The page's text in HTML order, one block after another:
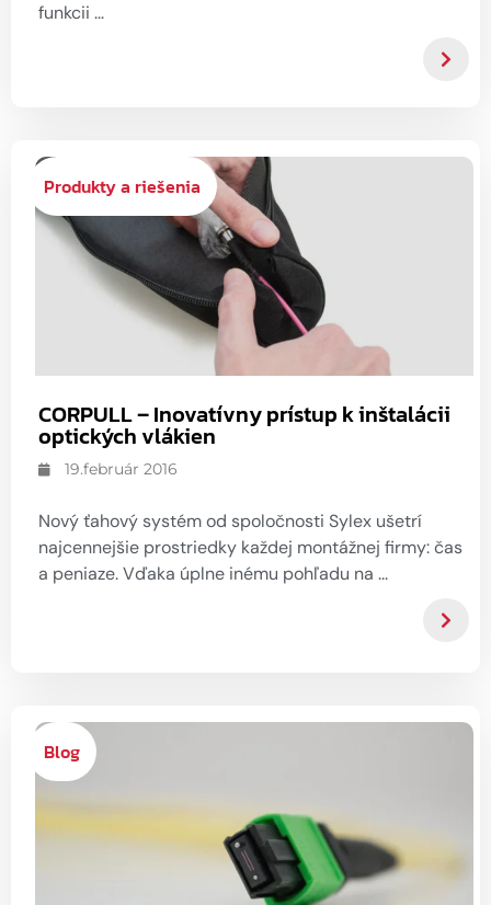
funkcii ...
Produkty a riešenia
CORPULL – Inovatívny prístup k inštalácii
optických vlákien
19.február 2016
Nový ťahový systém od spoločnosti Sylex ušetrí
najcennejšie prostriedky každej montážnej firmy: čas
a peniaze. Vďaka úplne inému pohľadu na ...
Blog